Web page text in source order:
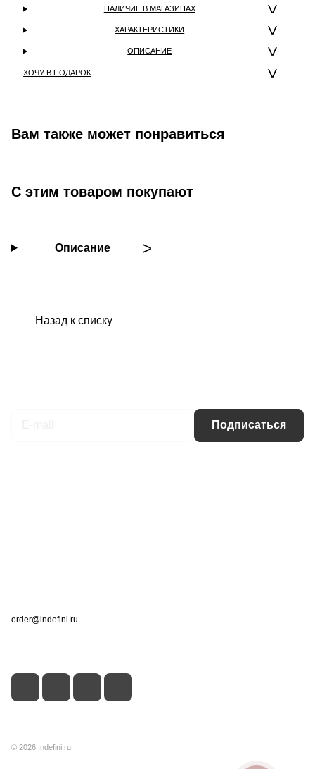
НАЛИЧИЕ В МАГАЗИНАХ
ХАРАКТЕРИСТИКИ
ОПИСАНИЕ
ХОЧУ В ПОДАРОК
Вам также может понравиться
С этим товаром покупают
Описание
Назад к списку
Подписаться
order@indefini.ru
© 2026 Indefini.ru